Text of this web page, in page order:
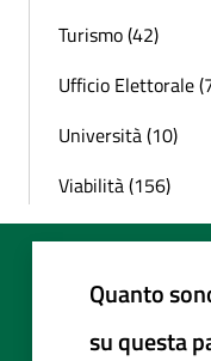
Turismo (42)
Ufficio Elettorale
Università (10)
Viabilità (156)
Quanto
su questa